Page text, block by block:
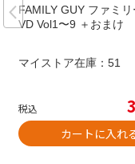
FAMILY GUY ファミ
VD Vol1〜9 ＋おまけ
マイストア在庫： 51
税込
カートに入れ